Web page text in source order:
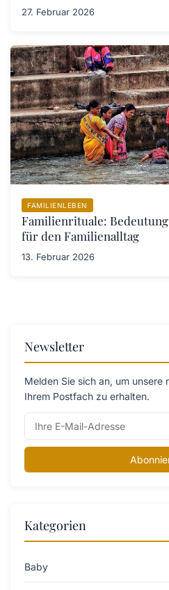
27. Februar 2026
FAMILIENLEBEN
Familienrituale:
für den Familienalltag
13. Februar 2026
Newsletter
Melden Sie sich an, um
Ihrem Postfach zu erhalten.
Kategorien
Baby